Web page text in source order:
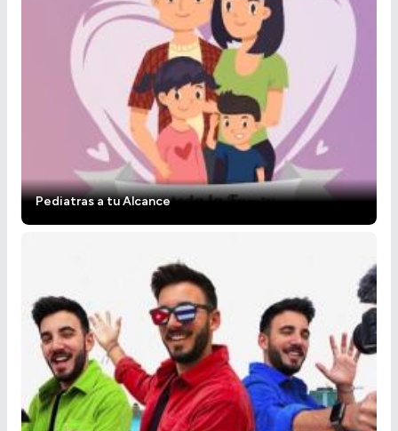
Pediatras a tu Alcance